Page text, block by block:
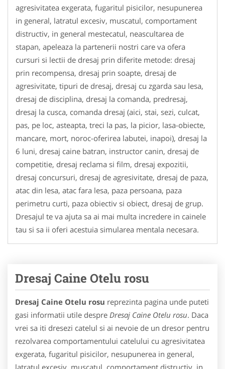
agresivitatea exgerata, fugaritul pisicilor, nesupunerea
in general, latratul excesiv, muscatul, comportament
distructiv, in general mestecatul, neascultarea de
stapan, apeleaza la partenerii nostri care va ofera
cursuri si lectii de dresaj prin diferite metode: dresaj
prin recompensa, dresaj prin soapte, dresaj de
agresivitate, tipuri de dresaj, dresaj cu zgarda sau lesa,
dresaj de disciplina, dresaj la comanda, predresaj,
dresaj la cusca, comanda dresaj (aici, stai, sezi, culcat,
pas, pe loc, asteapta, treci la pas, la picior, lasa-obiecte,
mancare, mort, noroc-oferirea labutei, inapoi), dresaj la
6 luni, dresaj caine batran, instructor canin, dresaj de
competitie, dresaj reclama si film, dresaj expozitii,
dresaj concursuri, dresaj de agresivitate, dresaj de paza,
atac din lesa, atac fara lesa, paza persoana, paza
perimetru curti, paza obiectiv si obiect, dresaj de grup.
Dresajul te va ajuta sa ai mai multa incredere in cainele
tau si sa ii oferi acestuia simularea mentala necesara.
Dresaj Caine Otelu rosu
Dresaj Caine Otelu rosu reprezinta pagina unde puteti
gasi informatii utile despre Dresaj Caine Otelu rosu. Daca
vrei sa iti dresezi catelul si ai nevoie de un dresor pentru
rezolvarea comportamentului catelului cu agresivitatea
exgerata, fugaritul pisicilor, nesupunerea in general,
latratul excesiv, muscatul, comportament distructiv, in